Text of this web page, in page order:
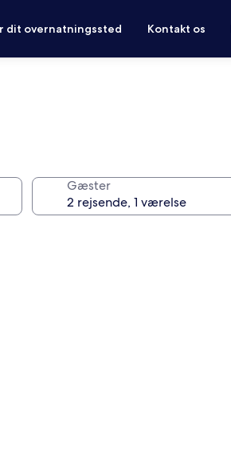
dit overnatningssted Kontakt os
Gæster